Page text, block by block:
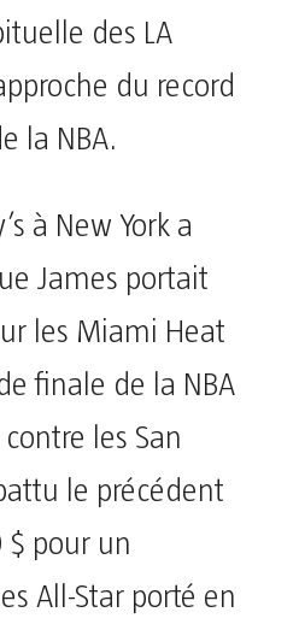
des LA
du record
la NBA.
à New York a
James portait
les Miami Heat
finale de la NBA
les San
le précédent
pour un
All-Star porté en